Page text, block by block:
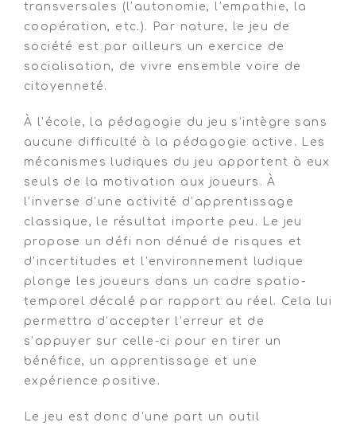
transversales (l’autonomie, l’empathie, la
coopération, etc.). Par nature, le jeu de
société est par ailleurs un exercice de
socialisation, de vivre ensemble voire de
citoyenneté.
À l’école, la pédagogie du jeu s’intègre sans
aucune difficulté à la pédagogie active. Les
mécanismes ludiques du jeu apportent à eux
seuls de la motivation aux joueurs. À
l’inverse d’une activité d’apprentissage
classique, le résultat importe peu. Le jeu
propose un défi non dénué de risques et
d’incertitudes et l’environnement ludique
plonge les joueurs dans un cadre spatio-
temporel décalé par rapport au réel. Cela lui
permettra d’accepter l’erreur et de
s’appuyer sur celle-ci pour en tirer un
bénéfice, un apprentissage et une
expérience positive.
Le jeu est donc d’une part un outil